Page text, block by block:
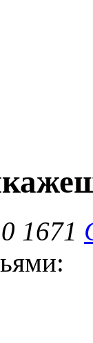
0 1671